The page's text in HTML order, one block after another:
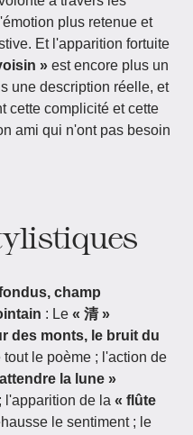
plus retenue et
Et l'apparition fortuite
» est encore plus un
une description réelle, et
cette complicité et cette
ami qui n'ont pas besoin
champ
: Le « 清 »
des monts, le bruit du
le poème ; l'action de
la lune »
l'apparition de la « flûte
le sentiment ; le